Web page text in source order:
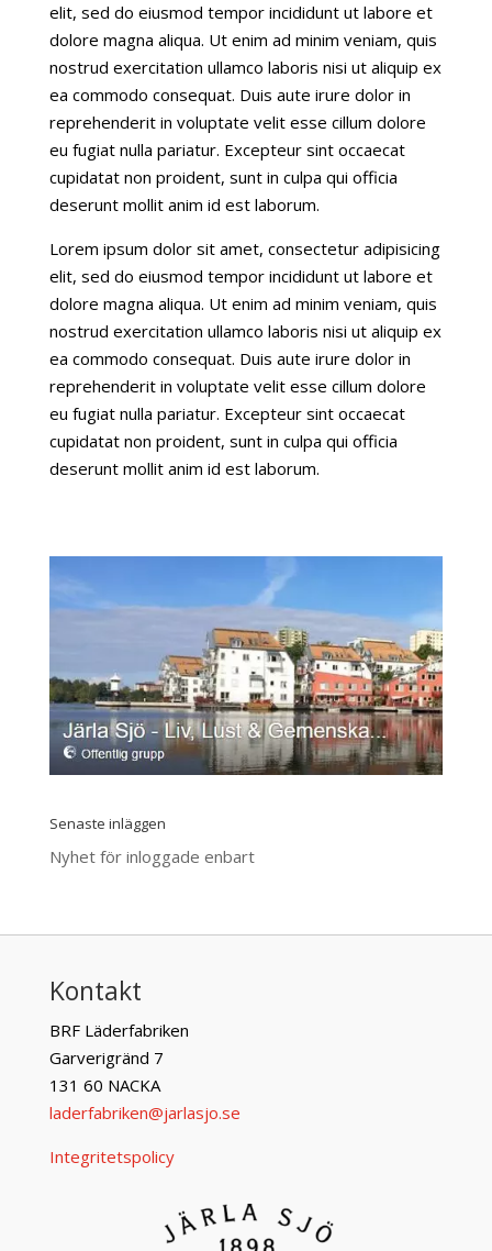
elit, sed do eiusmod tempor incididunt ut labore et
dolore magna aliqua. Ut enim ad minim veniam, quis
nostrud exercitation ullamco laboris nisi ut aliquip ex
ea commodo consequat. Duis aute irure dolor in
reprehenderit in voluptate velit esse cillum dolore
eu fugiat nulla pariatur. Excepteur sint occaecat
cupidatat non proident, sunt in culpa qui officia
deserunt mollit anim id est laborum.
Lorem ipsum dolor sit amet, consectetur adipisicing
elit, sed do eiusmod tempor incididunt ut labore et
dolore magna aliqua. Ut enim ad minim veniam, quis
nostrud exercitation ullamco laboris nisi ut aliquip ex
ea commodo consequat. Duis aute irure dolor in
reprehenderit in voluptate velit esse cillum dolore
eu fugiat nulla pariatur. Excepteur sint occaecat
cupidatat non proident, sunt in culpa qui officia
deserunt mollit anim id est laborum.
Senaste inläggen
Nyhet för inloggade enbart
Kontakt
BRF Läderfabriken
Garverigränd 7
131 60 NACKA
laderfabriken@jarlasjo.se
Integritetspolicy